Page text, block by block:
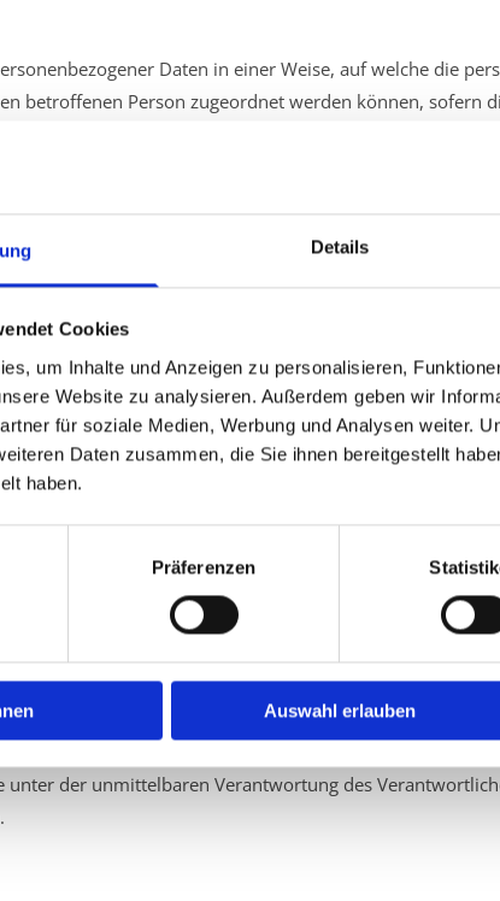
Details
Cookies
um Inhalte und Anzeigen zu personalisieren,
Website zu analysieren. Außerdem geben wir
für soziale Medien, Werbung und Analysen weiter.
Daten zusammen, die Sie ihnen bereitgestellt
haben.
Präferenzen
Auswahl erlauben
Daten in einer Weise, auf welche die
betroffenen Person zugeordnet werden können, sofern
unterliegen, die gewährleisten, dass die
werden.
Verantwortlicher
ist die natürliche oder juristische
Mittel der Verarbeitung von personenbezogenen
vorgegeben, so kann der Verantwortliche
Recht der Mitgliedstaaten vorgesehen werden.
Person, Behörde, Einrichtung oder andere
Person, Behörde, Einrichtung oder andere Stelle, der
nicht. Behörden, die im Rahmen eines bestimmten
Daten erhalten, gelten jedoch nicht als
Behörde, Einrichtung oder andere Stelle außer der
unter der unmittelbaren Verantwortung des